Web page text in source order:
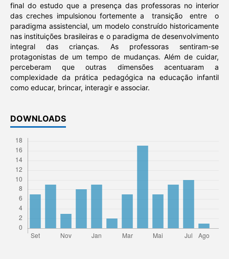
final do estudo que a presença das professoras no interior
das creches impulsionou fortemente a transição entre o
paradigma assistencial, um modelo construído historicamente
nas instituições brasileiras e o paradigma de desenvolvimento
integral das crianças. As professoras sentiram-se
protagonistas de um tempo de mudanças. Além de cuidar,
perceberam que outras dimensões acentuaram a
complexidade da prática pedagógica na educação infantil
como educar, brincar, interagir e associar.
DOWNLOADS